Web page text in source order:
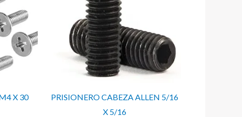
X 30
PRISIONERO CABEZA ALLEN 5/16
X 5/16